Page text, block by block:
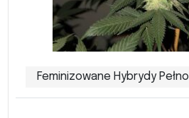
Feminizowane Hybrydy